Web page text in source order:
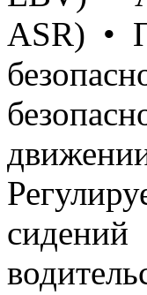
ASR) •
сидений